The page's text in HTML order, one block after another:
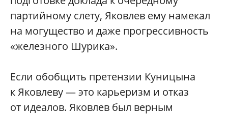
партийному слету, Яковлев ему намекал
на могущество и даже прогрессивность
«железного Шурика».
Если обобщить претензии Куницына
к Яковлеву — это карьеризм и отказ
от идеалов. Яковлев был верным